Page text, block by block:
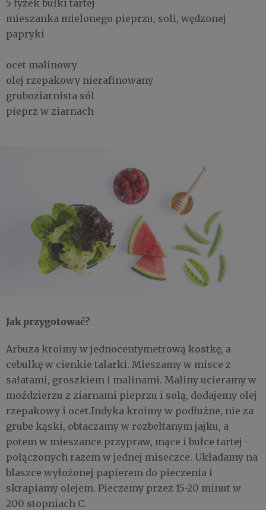
5 łyżek bułki tartej
mieszanka mielonego pieprzu, soli, wędzonej
papryki
ocet malinowy
olej rzepakowy nierafinowany
gruboziarnista sól
pieprz w ziarnach
Jak przygotować?
Arbuza kroimy w jednocentymetrową kostkę, a
cebulkę w cienkie talarki. Mieszamy w misce z
sałatami, groszkiem i malinami. Maliny ucieramy w
moździerzu z ziarnami pieprzu i solą, dodajemy olej
rzepakowy i ocet.Indyka kroimy w podłużne, nie za
grube kąski, obtaczamy w rozbełtanym jajku, a
potem w mieszance przypraw, mące i bułce tartej -
połączonych razem w jednej miseczce. Układamy na
blaszce wyłożonej papierem do pieczenia i
skrapiamy olejem. Pieczemy przez 15-20 minut w
200 stopniach C.